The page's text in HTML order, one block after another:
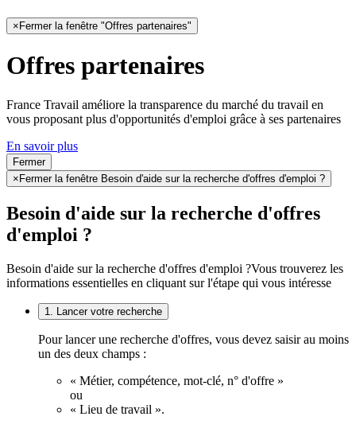
× Fermer la fenêtre "Offres partenaires"
Offres partenaires
France Travail améliore la transparence du marché du travail en
vous proposant plus d'opportunités d'emploi grâce à ses partenaires
En savoir plus
Fermer
× Fermer la fenêtre Besoin d'aide sur la recherche d'offres d'emploi ?
Besoin d'aide sur la recherche d'offres
d'emploi ?
Besoin d'aide sur la recherche d'offres d'emploi ?Vous trouverez les
informations essentielles en cliquant sur l'étape qui vous intéresse
1. Lancer votre recherche
Pour lancer une recherche d'offres, vous devez saisir au moins
un des deux champs :
« Métier, compétence, mot-clé, n° d'offre »
ou
« Lieu de travail ».